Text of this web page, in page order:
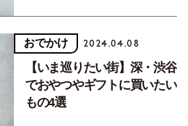
おでかけ 2024.04.08
【いま巡りたい街】深・渋谷
でおやつやギフトに買いたい
もの4選